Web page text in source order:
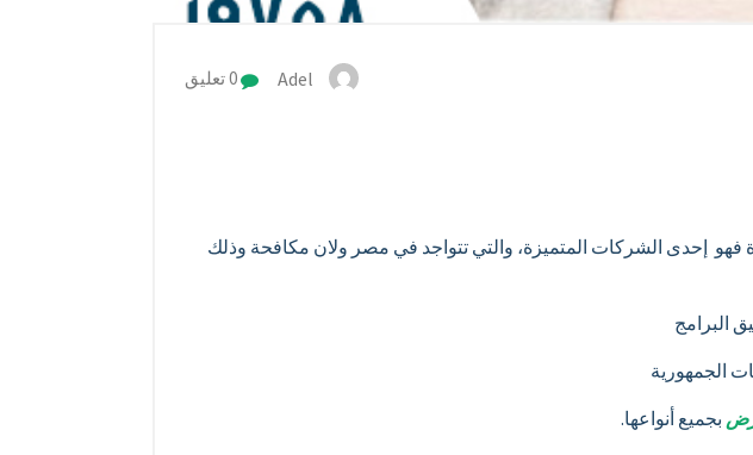
Adel
إحدى الشركات المتميزة، والتي تتواجد في مصر ولان مكافحة وذلك
البرامج
الجمهورية
بجميع أنواعها.